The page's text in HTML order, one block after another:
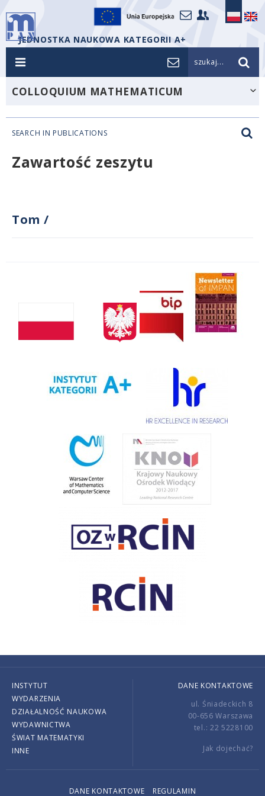
JEDNOSTKA NAUKOWA KATEGORII A+
szukaj...
COLLOQUIUM MATHEMATICUM
SEARCH IN PUBLICATIONS
Zawartość zeszytu
Tom /
INSTYTUT
WYDARZENIA
DZIAŁALNOŚĆ NAUKOWA
WYDAWNICTWA
ŚWIAT MATEMATYKI
INNE
DANE KONTAKTOWE
ul. Śniadeckich 8
00-656 Warszawa
tel.: 22 5228100
Jak dojechać?
DANE KONTAKTOWE REGULAMIN